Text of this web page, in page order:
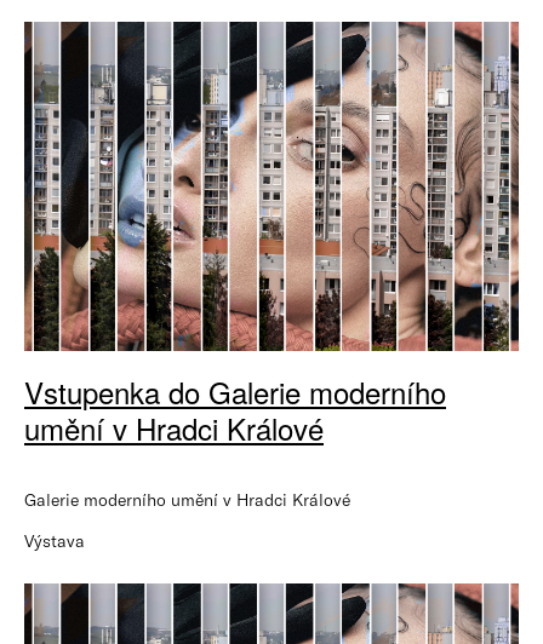
Vstupenka do Galerie moderního
umění v Hradci Králové
Galerie moderního umění v Hradci Králové
Výstava